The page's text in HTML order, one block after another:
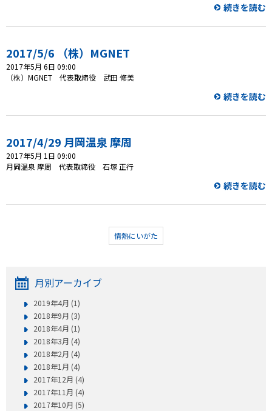
続きを読む
2017/5/6 （株）MGNET
2017年5月 6日 09:00
（株）MGNET 代表取締役 武田 修美
続きを読む
2017/4/29 月岡温泉 摩周
2017年5月 1日 09:00
月岡温泉 摩周 代表取締役 石塚 正行
続きを読む
情熱にいがた
月別アーカイブ
2019年4月 (1)
2018年9月 (3)
2018年4月 (1)
2018年3月 (4)
2018年2月 (4)
2018年1月 (4)
2017年12月 (4)
2017年11月 (4)
2017年10月 (5)